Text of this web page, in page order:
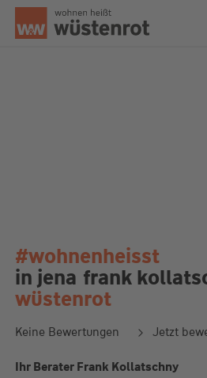
#wohnenheisst
in jena frank
wüstenrot
Keine Bewertungen Jetzt
Ihr Berater Frank Kollatschny